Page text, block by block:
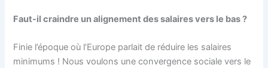
Faut-il craindre un alignement des salaires vers le bas ?
Finie l’époque où l’Europe parlait de réduire les salaires
minimums ! Nous voulons une convergence sociale vers le